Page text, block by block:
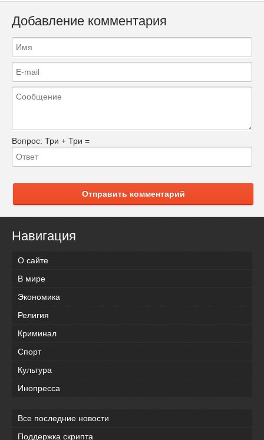
Добавление комментария
Вопрос: Три + Три =
Отправить комментарий
Навигация
О сайте
В мире
Экономика
Религия
Криминал
Спорт
Культура
Инопресса
Все последние новости
Поддержка скрипта